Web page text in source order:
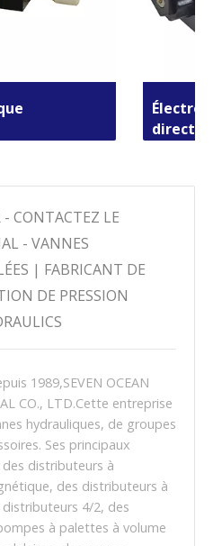
CONTACTEZ LE
- VANNES
| FABRICANT DE
DE PRESSION
1989,SEVEN OCEAN
CO., LTD.Cette entreprise
hydrauliques, de groupes
Ses principaux
distributeurs à
des distributeurs à
4/2, des
à palettes à volume